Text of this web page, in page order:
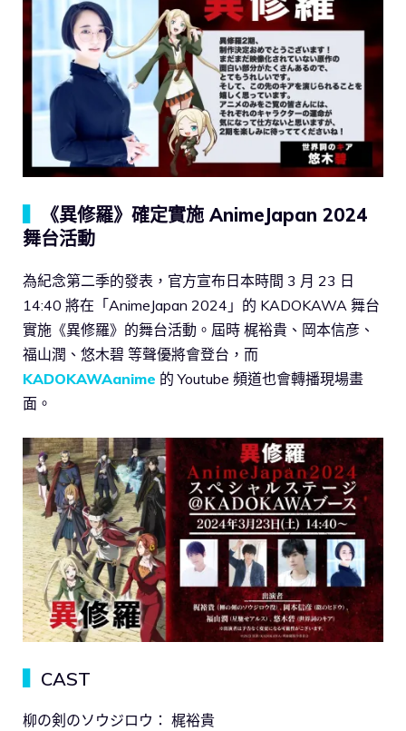
《異修羅》確定實施 AnimeJapan 2024
舞台活動
為紀念第二季的發表，官方宣布日本時間 3 月 23 日
14:40 將在「AnimeJapan 2024」的 KADOKAWA 舞台
實施《異修羅》的舞台活動。屆時 梶裕貴、岡本信彦、
福山潤、悠木碧 等聲優將會登台，而
KADOKAWAanime 的 Youtube 頻道也會轉播現場畫
面。
CAST
柳の剣のソウジロウ： 梶裕貴